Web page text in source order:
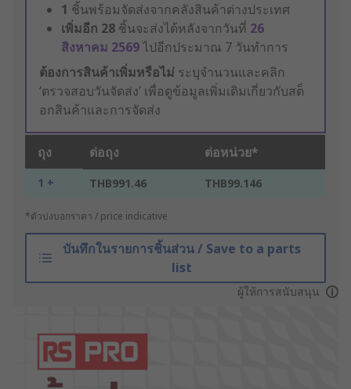
1 ชิ้นพร้อมจัดส่งจากคลังสินค้าต่างประเทศ
เพิ่มอีก 28 ชิ้นจะส่งได้หลังจากวันที่ 26
สิงหาคม 2569ไปอีกประมาณ 7 วันทำการ
ต้องการสินค้าเพิ่มหรือไม่ ระบุจำนวนและคลิก
‘ตรวจสอบวันจัดส่ง’ เพื่อดูข้อมูลเพิ่มเติมเกี่ยวกับสต็
อกสินค้าและการจัดส่ง
ถุง ต่อถุง ต่อหน่วย*
1 + THB991.46 THB99.146
*ตัวบ่งบอกราคา / price indicative
บันทึกในรายการชิ้นส่วน / Save to a parts
list
ผู้ให้การสนับสนุน